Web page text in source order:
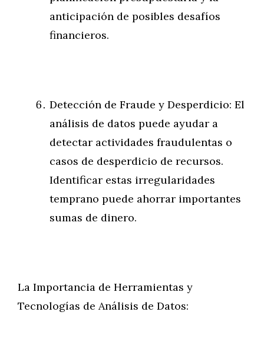
anticipación de posibles desafíos
financieros.
Detección de Fraude y Desperdicio: El
análisis de datos puede ayudar a
detectar actividades fraudulentas o
casos de desperdicio de recursos.
Identificar estas irregularidades
temprano puede ahorrar importantes
sumas de dinero.
La Importancia de Herramientas y
Tecnologías de Análisis de Datos: